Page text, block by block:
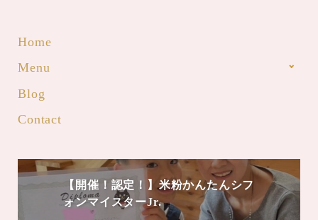
Home
Menu
Blog
Contact
【開催！認定！】米粉かんたんシフ
ォンマイスターJr.